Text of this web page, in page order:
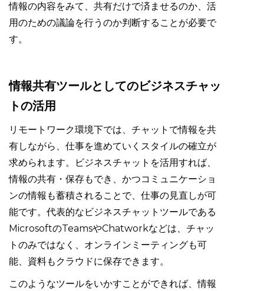
情報の内容をみて、共有だけで済ませるのか、活
用のための議論を行うのか判断することが必要で
す。
情報共有ツールとしてのビジネスチャッ
トの活用
リモートワーク環境下では、チャットで情報を共
有しながら、仕事を進めていくスタイルの確立が
求められます。ビジネスチャットを活用すれば、
情報の共有・保存もでき、かつコミュニケーショ
ンの情報も蓄積されることで、仕事の見直しが可
能です。代表的なビジネスチャットツールである
MicrosoftのTeamsやChatworkなどは、チャッ
トのみではなく、オンラインミーティングも可
能、資料もクラウドに保存できます。
このようなツールをいかすことができれば、情報